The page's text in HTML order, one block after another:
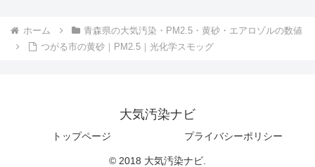
ホーム
青森県の大気汚染・PM2.5・黄砂・エアロゾルの数値
つがる市の黄砂｜PM2.5｜光化学スモッグ
大気汚染ナビ
トップページ プライバシーポリシー
© 2018 大気汚染ナビ.